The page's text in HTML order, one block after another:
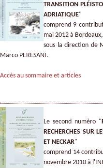
TRANSITION
ADRIATIQUE"
comprend 9
mai 2012 à Bordeaux,
sous la direction de
Marco PERESANI.
Accès au sommaire et articles
Le second numéro "
RECHERCHES SUR
ET NECKAR"
comprend 14
novembre 2010 à